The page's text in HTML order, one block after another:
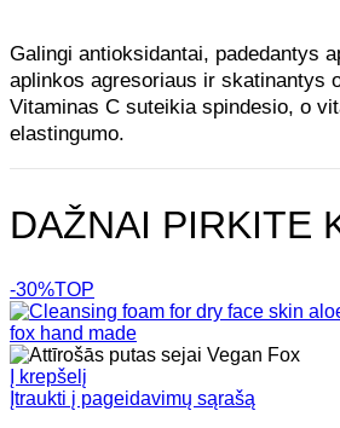
Galingi antioksidantai, padedantys
aplinkos agresoriaus ir skatinantys
Vitaminas C suteikia spindesio, o
elastingumo.
DAŽNAI PIRKITE
-30%TOP
Į krepšelį
Įtraukti į pageidavimų sąrašą